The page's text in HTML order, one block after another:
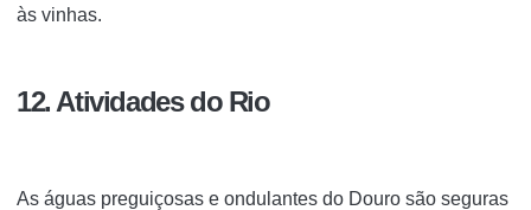
às vinhas.
12. Atividades do Rio
As águas preguiçosas e ondulantes do Douro são seguras